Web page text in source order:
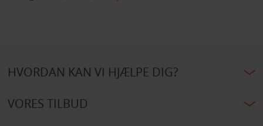
HVORDAN KAN VI HJÆLPE DIG?
VORES TILBUD